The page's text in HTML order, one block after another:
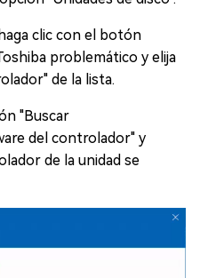
clic con el botón
problemático y elija
de la lista.
"Buscar
del controlador" y
de la unidad se